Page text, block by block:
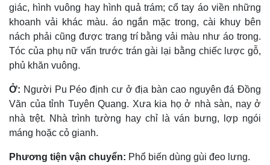
giác, hình vuông hay hình quả trám; cổ tay áo viền những
khoanh vải khác màu. áo ngắn mặc trong, cài khuy bên
nách phải cũng được trang trí bằng vải màu như áo trong.
Tóc của phụ nữ vấn trước trán gài lại bằng chiếc lược gỗ,
phủ khăn vuông.
Ở: Người Pu Péo định cư ở địa bàn cao nguyên đá Đồng
Văn của tỉnh Tuyên Quang. Xưa kia họ ở nhà sàn, nay ở
nhà trệt. Nhà trình tường hay chỉ là ván bưng, lợp ngói
máng hoặc cỏ gianh.
Phương tiện vận chuyển: Phổ biến dùng gùi đeo lưng.